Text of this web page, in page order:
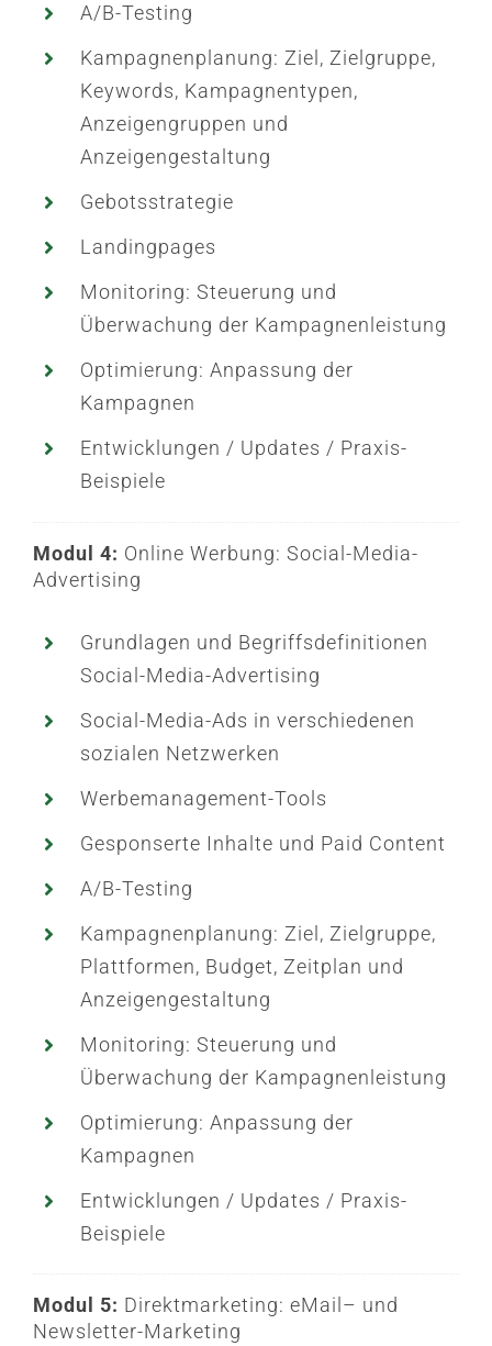
A/B-Testing
Kampagnenplanung: Ziel, Zielgruppe,
Keywords, Kampagnentypen,
Anzeigengruppen und
Anzeigengestaltung
Gebotsstrategie
Landingpages
Monitoring: Steuerung und
Überwachung der Kampagnenleistung
Optimierung: Anpassung der
Kampagnen
Entwicklungen / Updates / Praxis-
Beispiele
Modul 4: Online Werbung: Social-Media-
Advertising
Grundlagen und Begriffsdefinitionen
Social-Media-Advertising
Social-Media-Ads in verschiedenen
sozialen Netzwerken
Werbemanagement-Tools
Gesponserte Inhalte und Paid Content
A/B-Testing
Kampagnenplanung: Ziel, Zielgruppe,
Plattformen, Budget, Zeitplan und
Anzeigengestaltung
Monitoring: Steuerung und
Überwachung der Kampagnenleistung
Optimierung: Anpassung der
Kampagnen
Entwicklungen / Updates / Praxis-
Beispiele
Modul 5: Direktmarketing: eMail – und
Newsletter-Marketing